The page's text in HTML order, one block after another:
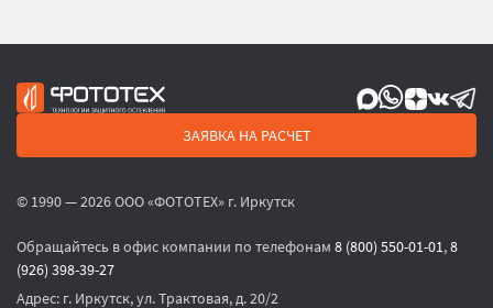
ЗАЯВКА НА РАСЧЕТ
© 1990 — 2026 ООО «ФОТОТЕХ» г. Иркутск
Обращайтесь в офис компании по телефонам 8 (800) 550-01-01,8
(926) 398-39-27
Адрес: г. Иркутск, ул. Трактовая, д. 20/2